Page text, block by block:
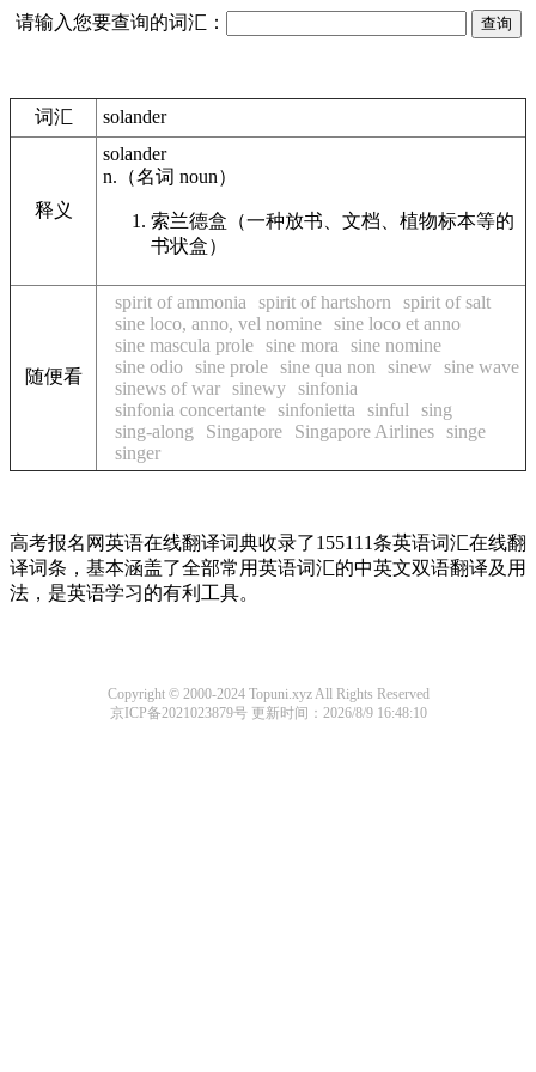
请输入您要查询的词汇：
词汇 solander
释义
solander
n. （名词 noun）
索兰德盒（一种放书、文档、植物标本等的
书状盒）
随便看
spirit of ammonia spirit of hartshorn
spirit of salt
sine loco, anno, vel nomine sine loco et anno
sine mascula prole sine mora
sine nomine
sine odio sine prole sine qua non sinew
sine wave
sinews of war sinewy sinfonia
sinfonia concertante sinfonietta sinful
sing
sing-along
Singapore Singapore Airlines singe
singer
高考报名网英语在线翻译词典收录了155111条英语词汇在线翻
译词条，基本涵盖了全部常用英语词汇的中英文双语翻译及用
法，是英语学习的有利工具。
Copyright © 2000-2024 Topuni.xyz All Rights Reserved
京ICP备2021023879号更新时间：2026/8/9 16:48:10